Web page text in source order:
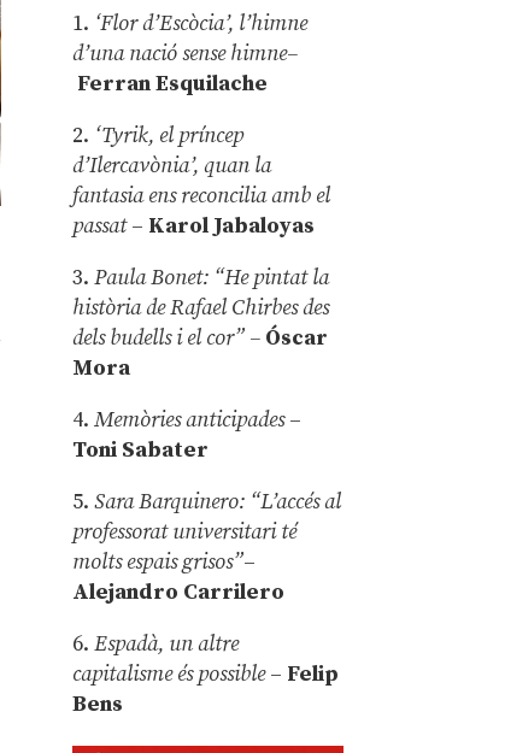
1. ‘Flor d’Escòcia’, l’himne
d’una nació sense himne–
Ferran Esquilache
2. ‘Tyrik, el príncep
d’Ilercavònia’, quan la
fantasia ens reconcilia amb el
passat– Karol Jabaloyas
3.Paula Bonet: “He pintat la
història de Rafael Chirbes des
dels budells i el cor” – Óscar
Mora
4.Memòries anticipades–
Toni Sabater
5.Sara Barquinero: “L’accés al
professorat universitari té
molts espais grisos”–
Alejandro Carrilero
6.Espadà, un altre
capitalisme és possible – Felip
Bens